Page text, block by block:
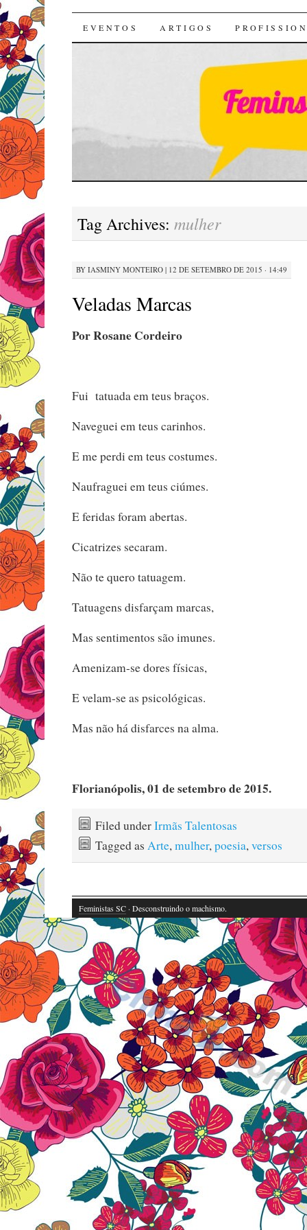
Feministas SC
SKIP
EVENTOS ARTIGOS
Tag Archives: mulher
BY IASMINY MONTEIRO| 12 DE SETEMBRO DE 2015 · 14:49
Veladas Marcas
Por Rosane Cordeiro
Fui tatuada em teus braços.
Naveguei em teus carinhos.
E me perdi em teus costumes.
Naufraguei em teus ciúmes.
E feridas foram abertas.
Cicatrizes secaram.
Não te quero tatuagem.
Tatuagens disfarçam marcas,
Mas sentimentos são imunes.
Amenizam-se dores físicas,
E velam-se as psicológicas.
Mas não há disfarces na alma.
Florianópolis, 01 de setembro de 2015.
Filed underIrmãs Talentosas
Tagged as Arte,mulher,poesia,versos
Feministas SC· Desconstruindo o machismo.